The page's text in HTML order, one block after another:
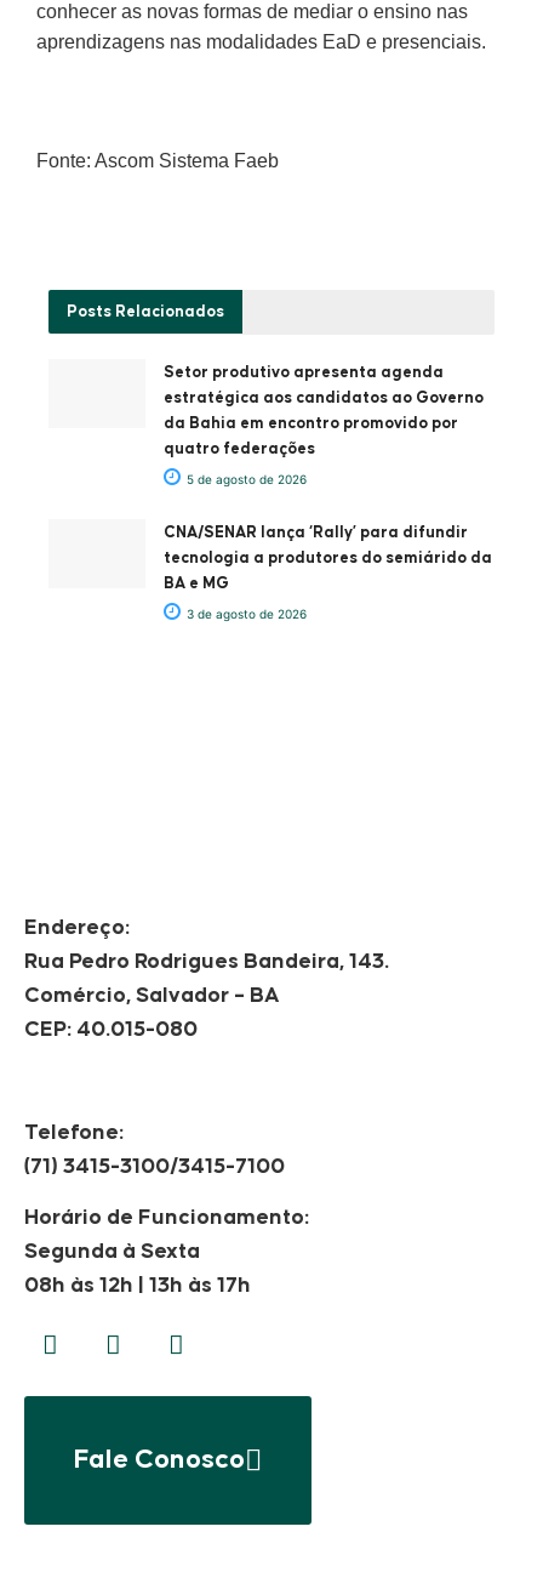
conhecer as novas formas de mediar o ensino nas
aprendizagens nas modalidades EaD e presenciais.
Fonte: Ascom Sistema Faeb
Posts Relacionados
Setor produtivo apresenta agenda
estratégica aos candidatos ao Governo
da Bahia em encontro promovido por
quatro federações
5 de agosto de 2026
CNA/SENAR lança ‘Rally’ para difundir
tecnologia a produtores do semiárido da
BA e MG
3 de agosto de 2026
Endereço:
Rua Pedro Rodrigues Bandeira, 143.
Comércio, Salvador – BA
CEP: 40.015-080
Telefone:
(71) 3415-3100/3415-7100
Horário de Funcionamento:
Segunda à Sexta
08h às 12h | 13h às 17h
Fale Conosco